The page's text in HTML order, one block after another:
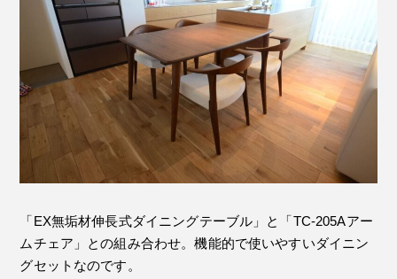
「EX無垢材伸長式ダイニングテーブル」と「TC-205Aアー
ムチェア」との組み合わせ。機能的で使いやすいダイニン
グセットなのです。